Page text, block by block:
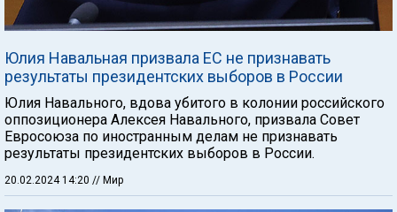
Юлия Навальная призвала ЕС не признавать
результаты президентских выборов в России
Юлия Навального, вдова убитого в колонии российского
оппозиционера Алексея Навального, призвала Совет
Евросоюза по иностранным делам не признавать
результаты президентских выборов в России.
20.02.2024 14:20 // Мир